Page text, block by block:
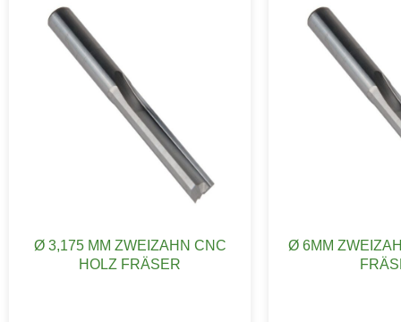
Ø 3,175 MM ZWEIZAHN CNC
HOLZ FRÄSER
Ø 6MM